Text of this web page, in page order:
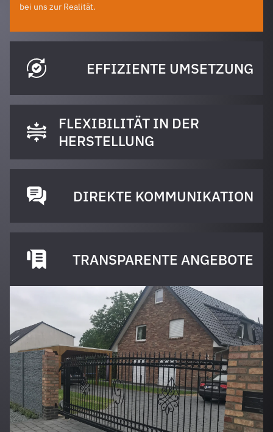
bei uns zur Realität.
EFFIZIENTE UMSETZUNG
FLEXIBILITÄT IN DER
HERSTELLUNG
DIREKTE KOMMUNIKATION
TRANSPARENTE ANGEBOTE